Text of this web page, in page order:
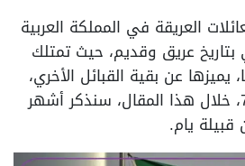
العريقة في المملكة العربية
عريق وقديم، حيث تمتلك
عن بقية القبائل الأخري،
ورمز قبيلة يام هو 711، خلال هذا المقال، سنذكر أشهر
قبيلة يام.